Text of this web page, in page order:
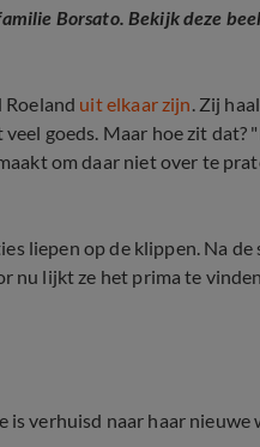
Borsato. Bekijk deze
Roeland uit elkaar zijn. Zij
goeds. Maar hoe zit dat?
om daar niet over te
liepen op de klippen. Na de
nu lijkt ze het prima te
is verhuisd naar haar